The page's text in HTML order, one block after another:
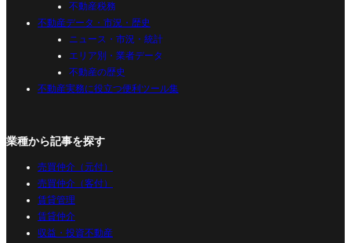
不動産税務
不動産データ・市況・歴史
ニュース・市況・統計
エリア別・業者データ
不動産の歴史
不動産実務に役立つ便利ツール集
業種から記事を探す
売買仲介（元付）
売買仲介（客付）
賃貸管理
賃貸仲介
収益・投資不動産